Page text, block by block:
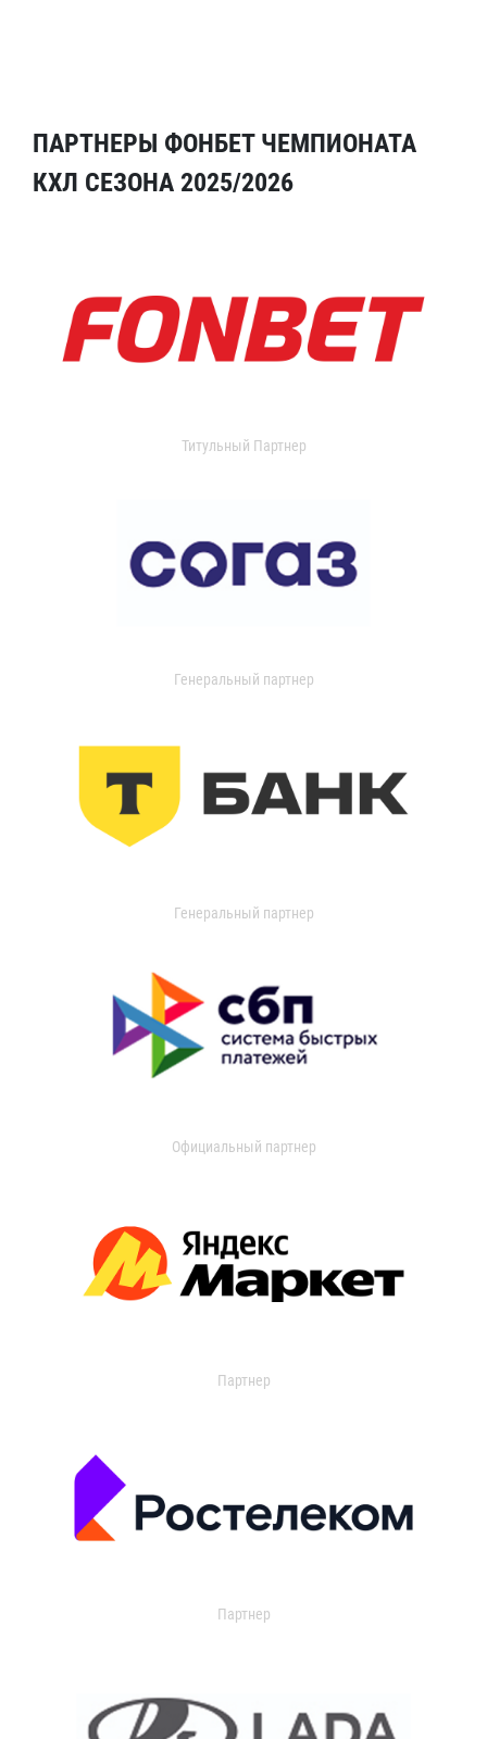
ПАРТНЕРЫ ФОНБЕТ ЧЕМПИОНАТА
КХЛ СЕЗОНА 2025/2026
Титульный Партнер
Генеральный партнер
Генеральный партнер
Официальный партнер
Партнер
Партнер